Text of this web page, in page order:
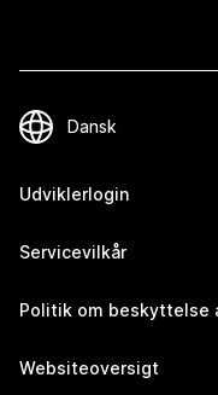
Udviklerlogin
Servicevilkår
Politik om beskyttelse
Websiteoversigt